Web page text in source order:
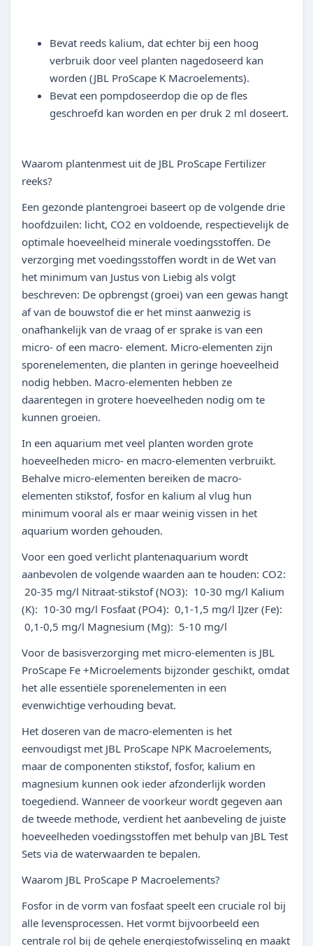
Bevat reeds kalium, dat echter bij een hoog
verbruik door veel planten nagedoseerd kan
worden (JBL ProScape K Macroelements).
Bevat een pompdoseerdop die op de fles
geschroefd kan worden en per druk 2 ml doseert.
Waarom plantenmest uit de JBL ProScape Fertilizer
reeks?
Een gezonde plantengroei baseert op de volgende drie
hoofdzuilen: licht, CO2 en voldoende, respectievelijk de
optimale hoeveelheid minerale voedingsstoffen. De
verzorging met voedingsstoffen wordt in de Wet van
het minimum van Justus von Liebig als volgt
beschreven: De opbrengst (groei) van een gewas hangt
af van de bouwstof die er het minst aanwezig is
onafhankelijk van de vraag of er sprake is van een
micro- of een macro- element. Micro-elementen zijn
sporenelementen, die planten in geringe hoeveelheid
nodig hebben. Macro-elementen hebben ze
daarentegen in grotere hoeveelheden nodig om te
kunnen groeien.
In een aquarium met veel planten worden grote
hoeveelheden micro- en macro-elementen verbruikt.
Behalve micro-elementen bereiken de macro-
elementen stikstof, fosfor en kalium al vlug hun
minimum vooral als er maar weinig vissen in het
aquarium worden gehouden.
Voor een goed verlicht plantenaquarium wordt
aanbevolen de volgende waarden aan te houden: CO2:
20-35 mg/l Nitraat-stikstof (NO3): 10-30 mg/l Kalium
(K): 10-30 mg/l Fosfaat (PO4): 0,1-1,5 mg/l IJzer (Fe):
0,1-0,5 mg/l Magnesium (Mg): 5-10 mg/l
Voor de basisverzorging met micro-elementen is JBL
ProScape Fe +Microelements bijzonder geschikt, omdat
het alle essentiële sporenelementen in een
evenwichtige verhouding bevat.
Het doseren van de macro-elementen is het
eenvoudigst met JBL ProScape NPK Macroelements,
maar de componenten stikstof, fosfor, kalium en
magnesium kunnen ook ieder afzonderlijk worden
toegediend. Wanneer de voorkeur wordt gegeven aan
de tweede methode, verdient het aanbeveling de juiste
hoeveelheden voedingsstoffen met behulp van JBL Test
Sets via de waterwaarden te bepalen.
Waarom JBL ProScape P Macroelements?
Fosfor in de vorm van fosfaat speelt een cruciale rol bij
alle levensprocessen. Het vormt bijvoorbeeld een
centrale rol bij de gehele energiestofwisseling en maakt